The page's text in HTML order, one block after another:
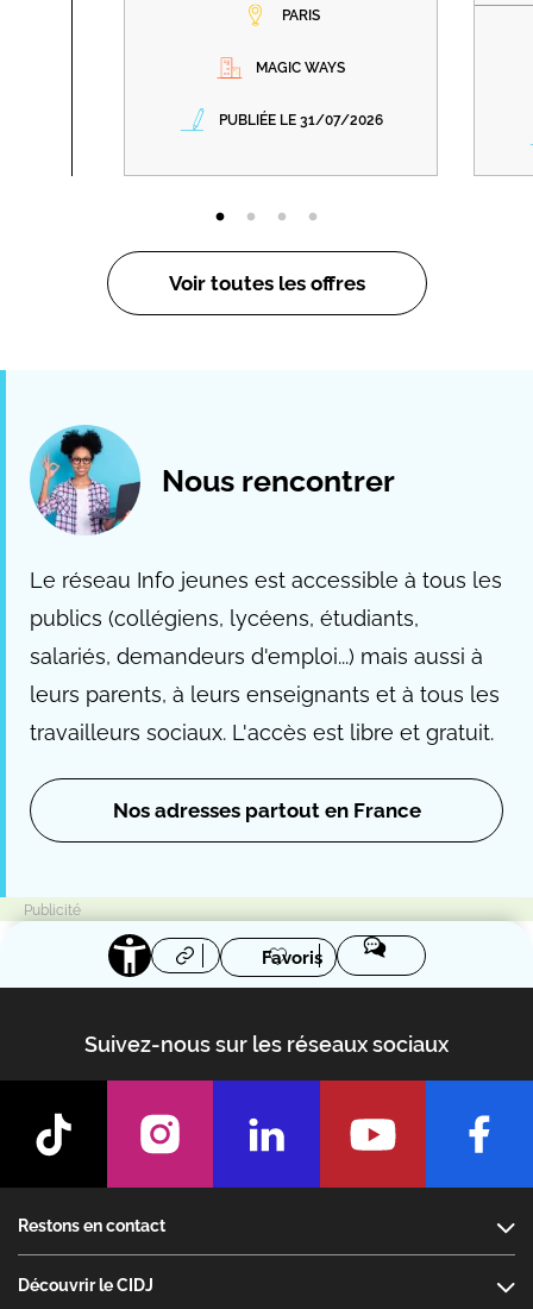
PARIS
MAGIC WAYS
PUBLIÉE LE 31/07/2026
Voir toutes les offres
Nous rencontrer
Le réseau Info jeunes est accessible à tous les
publics (collégiens, lycéens, étudiants,
salariés, demandeurs d'emploi...) mais aussi à
leurs parents, à leurs enseignants et à tous les
travailleurs sociaux. L'accès est libre et gratuit.
Nos adresses partout en France
Favoris
Suivez-nous sur les réseaux sociaux
Restons en contact
Découvrir le CIDJ